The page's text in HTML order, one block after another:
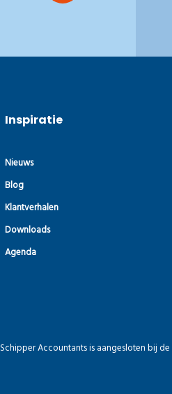
Inspiratie
Nieuws
Blog
Klantverhalen
Downloads
Agenda
Schipper Accountants is aangesloten bij de